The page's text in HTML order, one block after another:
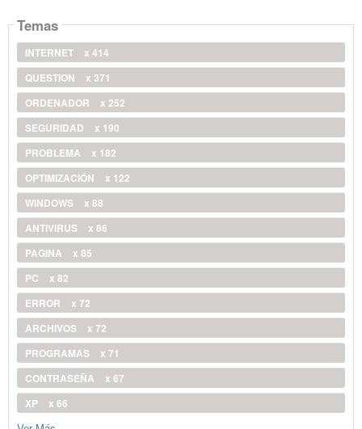
Temas
INTERNET
x 414
QUESTION
x 371
ORDENADOR
x 252
SEGURIDAD
x 190
PROBLEMA
x 182
OPTIMIZACIÓN
x 122
WINDOWS
x 88
ANTIVIRUS
x 86
PAGINA
x 85
PC
x 82
ERROR
x 72
ARCHIVOS
x 72
PROGRAMAS
x 71
CONTRASEÑA
x 67
XP
x 66